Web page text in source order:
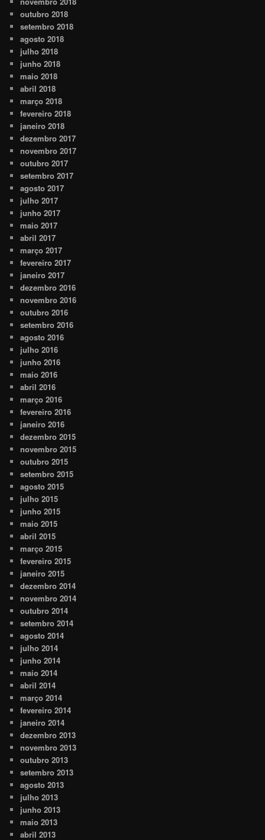
outubro 2018
setembro 2018
agosto 2018
julho 2018
junho 2018
maio 2018
abril 2018
março 2018
fevereiro 2018
janeiro 2018
dezembro 2017
novembro 2017
outubro 2017
setembro 2017
agosto 2017
julho 2017
junho 2017
maio 2017
abril 2017
março 2017
fevereiro 2017
janeiro 2017
dezembro 2016
novembro 2016
outubro 2016
setembro 2016
agosto 2016
julho 2016
junho 2016
maio 2016
abril 2016
março 2016
fevereiro 2016
janeiro 2016
dezembro 2015
novembro 2015
outubro 2015
setembro 2015
agosto 2015
julho 2015
junho 2015
maio 2015
abril 2015
março 2015
fevereiro 2015
janeiro 2015
dezembro 2014
novembro 2014
outubro 2014
setembro 2014
agosto 2014
julho 2014
junho 2014
maio 2014
abril 2014
março 2014
fevereiro 2014
janeiro 2014
dezembro 2013
novembro 2013
outubro 2013
setembro 2013
agosto 2013
julho 2013
junho 2013
maio 2013
abril 2013